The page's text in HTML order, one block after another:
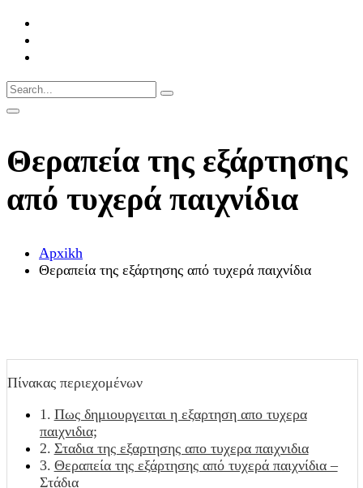
Θεραπεία της εξάρτησης
από τυχερά παιχνίδια
Αpxikh
Θεραπεία της εξάρτησης από τυχερά παιχνίδια
Πίνακας περιεχομένων
Πως δημιουργειται η εξαρτηση απο τυχερα
παιχνιδια;
Σταδια της εξαρτησης απο τυχερα παιχνιδια
Θεραπεία της εξάρτησης από τυχερά παιχνίδια –
Στάδια